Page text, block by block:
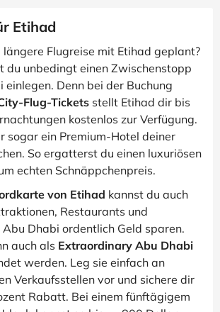
Etihad
längere Flugreise mit Etihad geplant?
du unbedingt einen Zwischenstopp
einlegen. Denn bei der Buchung
Flug-Tickets stellt Etihad dir bis
kostenlos zur Verfügung.
sogar ein Premium-Hotel deiner
So ergatterst du einen luxuriösen
echten Schnäppchenpreis.
von Etihad kannst du auch
Restaurants und
Dhabi ordentlich Geld sparen.
auch als Extraordinary Abu Dhabi
werden. Leg sie einfach an
Verkaufsstellen vor und sichere dir
Rabatt. Bei einem fünftägigem